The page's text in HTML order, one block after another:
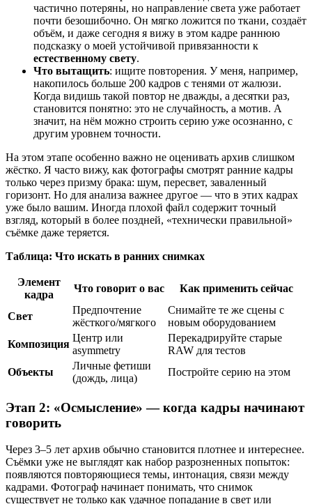
частично потеряны, но направление света уже работает
почти безошибочно. Он мягко ложится по ткани, создаёт
объём, и даже сегодня я вижу в этом кадре раннюю
подсказку о моей устойчивой привязанности к
естественному свету.
Что вытащить: ищите повторения. У меня, например,
накопилось больше 200 кадров с тенями от жалюзи.
Когда видишь такой повтор не дважды, а десятки раз,
становится понятно: это не случайность, а мотив. А
значит, на нём можно строить серию уже осознанно, с
другим уровнем точности.
На этом этапе особенно важно не оценивать архив слишком
жёстко. Я часто вижу, как фотографы смотрят ранние кадры
только через призму брака: шум, пересвет, заваленный
горизонт. Но для анализа важнее другое — что в этих кадрах
уже было вашим. Иногда плохой файл содержит точный
взгляд, который в более поздней, «технически правильной»
съёмке даже теряется.
Таблица: Что искать в ранних снимках
Элемент
кадра
Что говорит о вас Как применить сейчас
Свет
Предпочтение
жёсткого/мягкого
Снимайте те же сцены с
новым оборудованием
Композиция
Центр или
asymmetry
Перекадрируйте старые
RAW для тестов
Объекты
Личные фетиши
(дождь, лица)
Постройте серию на этом
Этап 2: «Осмысление» — когда кадры начинают
говорить
Через 3–5 лет архив обычно становится плотнее и интереснее.
Съёмки уже не выглядят как набор разрозненных попыток:
появляются повторяющиеся темы, интонация, связи между
кадрами. Фотограф начинает понимать, что снимок
существует не только как удачное попадание в свет или